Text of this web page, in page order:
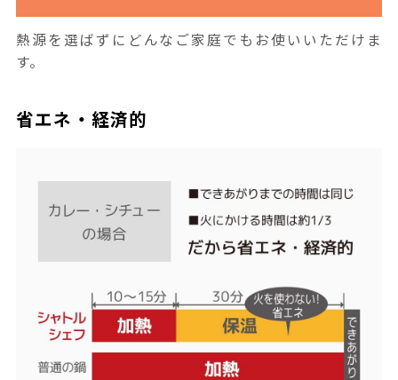
熱源を選ばずにどんなご家庭でもお使いいただけま
す。
省エネ・経済的